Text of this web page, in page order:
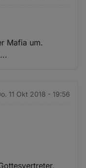
Mafia um.
11 Okt 2018 - 19:56